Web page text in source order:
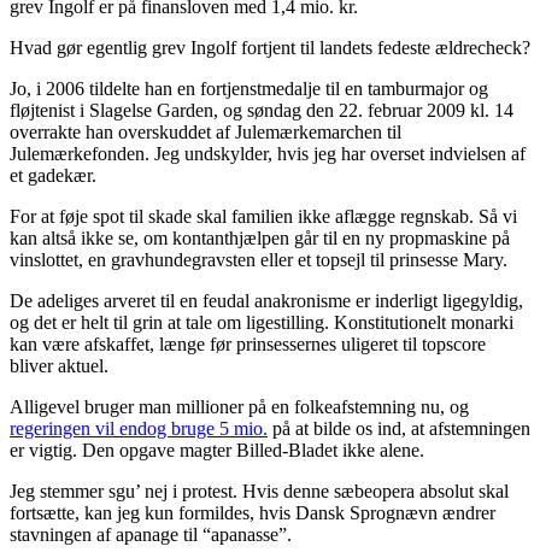
grev Ingolf er på finansloven med 1,4 mio. kr.
Hvad gør egentlig grev Ingolf fortjent til landets fedeste ældrecheck?
Jo, i 2006 tildelte han en fortjenstmedalje til en tamburmajor og
fløjtenist i Slagelse Garden, og søndag den 22. februar 2009 kl. 14
overrakte han overskuddet af Julemærkemarchen til
Julemærkefonden. Jeg undskylder, hvis jeg har overset indvielsen af
et gadekær.
For at føje spot til skade skal familien ikke aflægge regnskab. Så vi
kan altså ikke se, om kontanthjælpen går til en ny propmaskine på
vinslottet, en gravhundegravsten eller et topsejl til prinsesse Mary.
De adeliges arveret til en feudal anakronisme er inderligt ligegyldig,
og det er helt til grin at tale om ligestilling. Konstitutionelt monarki
kan være afskaffet, længe før prinsessernes uligeret til topscore
bliver aktuel.
Alligevel bruger man millioner på en folkeafstemning nu, og
regeringen vil endog bruge 5 mio. på at bilde os ind, at afstemningen
er vigtig. Den opgave magter Billed-Bladet ikke alene.
Jeg stemmer sgu’ nej i protest. Hvis denne sæbeopera absolut skal
fortsætte, kan jeg kun formildes, hvis Dansk Sprognævn ændrer
stavningen af apanage til “apanasse”.